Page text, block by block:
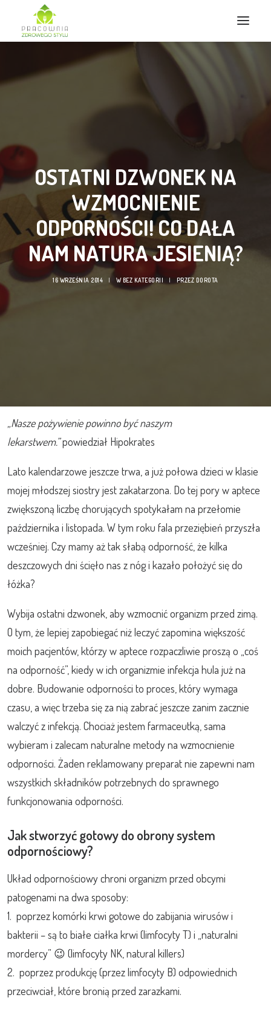
Wyszukiwanie
OSTATNI DZWONEK NA
WZMOCNIENIE
ODPORNOŚCI! CO DAŁA
NAM NATURA JESIENIĄ?
16 WRZEŚNIA 2014 | WBEZ KATEGORII | PRZEZ DOROTA
„Nasze pożywienie powinno być naszym
lekarstwem.”powiedział Hipokrates
Lato kalendarzowe jeszcze trwa, a już połowa dzieci w klasie
mojej młodszej siostry jest zakatarzona. Do tej pory w aptece
zwiększoną liczbę chorujących spotykałam na przełomie
października i listopada. W tym roku fala przeziębień przyszła
wcześniej. Czy mamy aż tak słabą odporność, że kilka
deszczowych dni ścięło nas z nóg i kazało położyć się do
łóżka?
Wybija ostatni dzwonek, aby wzmocnić organizm przed zimą.
O tym, że lepiej zapobiegać niż leczyć zapomina większość
moich pacjentów, którzy w aptece rozpaczliwie proszą o „coś
na odporność”, kiedy w ich organizmie infekcja hula już na
dobre. Budowanie odporności to proces, który wymaga
czasu, a więc trzeba się za nią zabrać jeszcze zanim zacznie
walczyć z infekcją. Chociaż jestem farmaceutką, sama
wybieram i zalecam naturalne metody na wzmocnienie
odporności. Żaden reklamowany preparat nie zapewni nam
wszystkich składników potrzebnych do sprawnego
funkcjonowania odporności.
Jak stworzyć gotowy do obrony system
odpornościowy?
Układ odpornościowy chroni organizm przed obcymi
patogenami na dwa sposoby:
1. poprzez komórki krwi gotowe do zabijania wirusów i
bakterii – są to białe ciałka krwi (limfocyty T) i „naturalni
mordercy” 😉 (limfocyty NK, natural killers)
2. poprzez produkcję (przez limfocyty B) odpowiednich
przeciwciał, które bronią przed zarazkami.